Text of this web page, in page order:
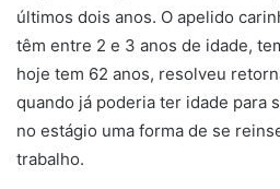
últimos dois anos. O apelido
têm entre 2 e 3 anos de idade,
hoje tem 62 anos, resolveu
quando já poderia ter idade para
no estágio uma forma de se
trabalho.